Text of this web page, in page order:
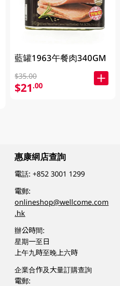
藍罐1963午餐肉340GM
$35.00
$21.00
惠康網店查詢
電話:+852 3001 1299
電郵:
onlineshop@wellcome.com
.hk
辦公時間:
星期一至日
上午九時至晚上六時
企業合作及大量訂購查詢
電郵: